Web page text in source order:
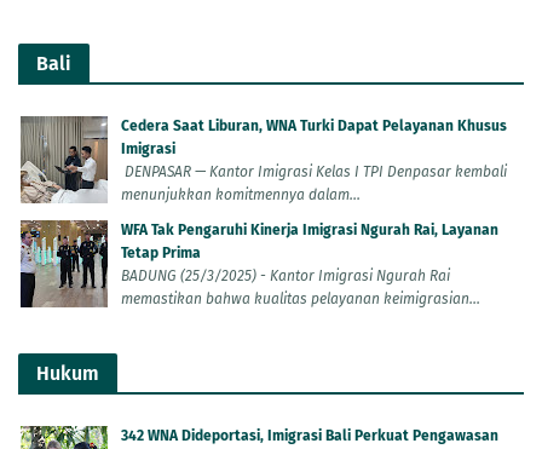
Bali
Cedera Saat Liburan, WNA Turki Dapat Pelayanan Khusus
Imigrasi
DENPASAR — Kantor Imigrasi Kelas I TPI Denpasar kembali
menunjukkan komitmennya dalam...
WFA Tak Pengaruhi Kinerja Imigrasi Ngurah Rai, Layanan
Tetap Prima
BADUNG (25/3/2025) - Kantor Imigrasi Ngurah Rai
memastikan bahwa kualitas pelayanan keimigrasian...
Hukum
342 WNA Dideportasi, Imigrasi Bali Perkuat Pengawasan